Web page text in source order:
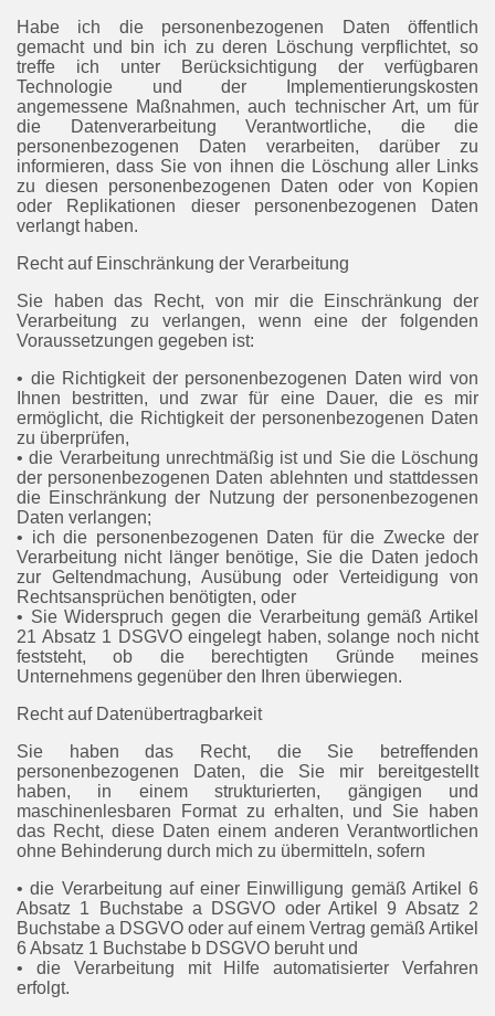
Habe ich die personenbezogenen Daten öffentlich
gemacht und bin ich zu deren Löschung verpflichtet, so
treffe ich unter Berücksichtigung der verfügbaren
Technologie und der Implementierungskosten
angemessene Maßnahmen, auch technischer Art, um für
die Datenverarbeitung Verantwortliche, die die
personenbezogenen Daten verarbeiten, darüber zu
informieren, dass Sie von ihnen die Löschung aller Links
zu diesen personenbezogenen Daten oder von Kopien
oder Replikationen dieser personenbezogenen Daten
verlangt haben.
Recht auf Einschränkung der Verarbeitung
Sie haben das Recht, von mir die Einschränkung der
Verarbeitung zu verlangen, wenn eine der folgenden
Voraussetzungen gegeben ist:
• die Richtigkeit der personenbezogenen Daten wird von
Ihnen bestritten, und zwar für eine Dauer, die es mir
ermöglicht, die Richtigkeit der personenbezogenen Daten
zu überprüfen,
• die Verarbeitung unrechtmäßig ist und Sie die Löschung
der personenbezogenen Daten ablehnten und stattdessen
die Einschränkung der Nutzung der personenbezogenen
Daten verlangen;
• ich die personenbezogenen Daten für die Zwecke der
Verarbeitung nicht länger benötige, Sie die Daten jedoch
zur Geltendmachung, Ausübung oder Verteidigung von
Rechtsansprüchen benötigten, oder
• Sie Widerspruch gegen die Verarbeitung gemäß Artikel
21 Absatz 1 DSGVO eingelegt haben, solange noch nicht
feststeht, ob die berechtigten Gründe meines
Unternehmens gegenüber den Ihren überwiegen.
Recht auf Datenübertragbarkeit
Sie haben das Recht, die Sie betreffenden
personenbezogenen Daten, die Sie mir bereitgestellt
haben, in einem strukturierten, gängigen und
maschinenlesbaren Format zu erhalten, und Sie haben
das Recht, diese Daten einem anderen Verantwortlichen
ohne Behinderung durch mich zu übermitteln, sofern
• die Verarbeitung auf einer Einwilligung gemäß Artikel 6
Absatz 1 Buchstabe a DSGVO oder Artikel 9 Absatz 2
Buchstabe a DSGVO oder auf einem Vertrag gemäß Artikel
6 Absatz 1 Buchstabe b DSGVO beruht und
• die Verarbeitung mit Hilfe automatisierter Verfahren
erfolgt.